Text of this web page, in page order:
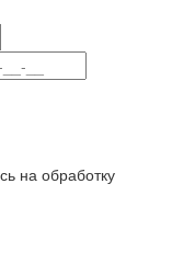
на обработку